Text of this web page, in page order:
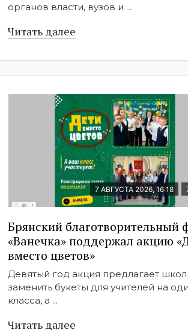
органов власти, вузов и ...
Читать далее
7 АВГУСТА 2026, 16:18
Брянский благотворительный
«Ванечка» поддержал акцию
вместо цветов»
Девятый год акция предлагает
заменить букеты для учителей на
класса, а ...
Читать далее